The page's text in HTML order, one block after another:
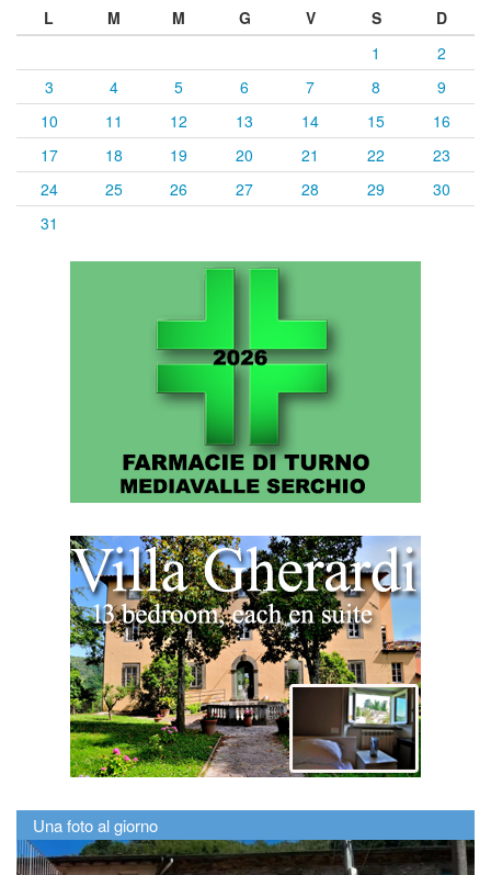
L
M M G V S
D
1
2
3
4 5 6 7 8
9
10
11 12 13 14 15
16
17
18 19 20 21 22
23
24
25 26 27 28 29
30
31
Una foto al giorno